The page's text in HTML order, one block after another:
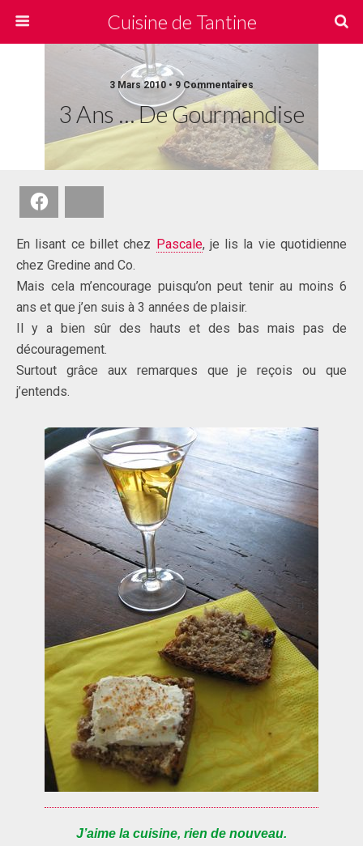
Cuisine de Tantine
3 Mars 2010 • 9 Commentaires
3 Ans … De Gourmandise
En lisant ce billet chez Pascale, je lis la vie quotidienne
chez Gredine and Co.
Mais cela m’encourage puisqu’on peut tenir au moins 6
ans et que j’en suis à 3 années de plaisir.
Il y a bien sûr des hauts et des bas mais pas de
découragement.
Surtout grâce aux remarques que je reçois ou que
j’entends.
J’aime la cuisine, rien de nouveau.